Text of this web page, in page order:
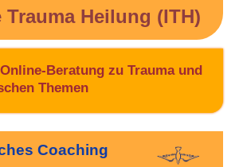
Heilung (ITH)
Beratung zu Trauma und
Themen
Coaching